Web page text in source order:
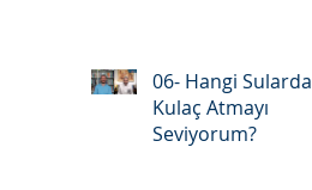
06- Hangi Sularda
Kulaç Atmayı
Seviyorum?